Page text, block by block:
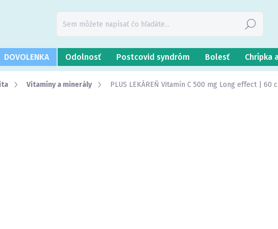
Hľadať
DOVOLENKA Odolnosť Postcovid syndróm Bolesť Chrípka
Vitamíny a minerály PLUS LEKÁREŇ Vitamín C 500 mg Long effect | 60